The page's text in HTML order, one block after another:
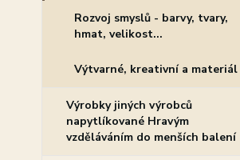
Rozvoj smyslů - barvy, tvary,
hmat, velikost...
Výtvarné, kreativní a materiál
Výrobky jiných výrobců
napytlíkované Hravým
vzděláváním do menších balení